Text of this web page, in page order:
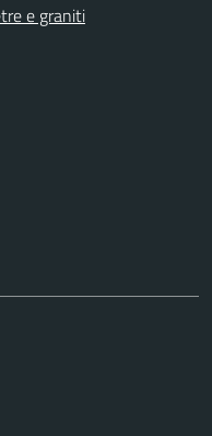
e graniti